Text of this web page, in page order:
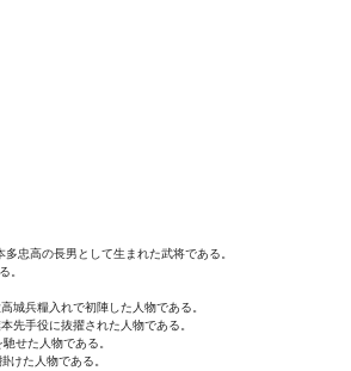
忠高の長男として生まれた武将である。
。
城兵糧入れで初陣した人物である。
先手役に抜擢された人物である。
せた人物である。
けた人物である。